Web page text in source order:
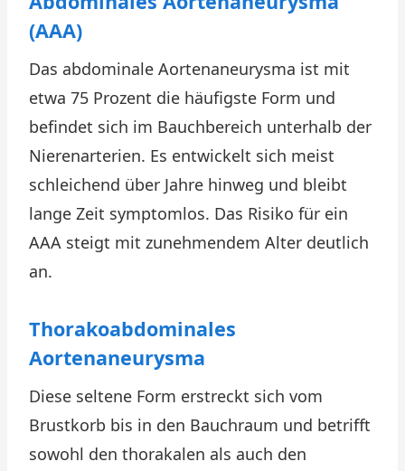
(AAA)
Das abdominale Aortenaneurysma ist mit
etwa 75 Prozent die häufigste Form und
befindet sich im Bauchbereich unterhalb der
Nierenarterien. Es entwickelt sich meist
schleichend über Jahre hinweg und bleibt
lange Zeit symptomlos. Das Risiko für ein
AAA steigt mit zunehmendem Alter deutlich
an.
Thorakoabdominales
Aortenaneurysma
Diese seltene Form erstreckt sich vom
Brustkorb bis in den Bauchraum und betrifft
sowohl den thorakalen als auch den